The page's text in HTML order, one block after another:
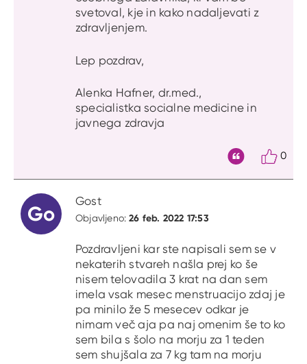
svetoval, kje in kako nadaljevati z
zdravljenjem.
Lep pozdrav,
Alenka Hafner, dr.med.,
specialistka socialne medicine in
javnega zdravja
0
Go
Gost
Objavljeno:26 feb. 2022 17:53
Pozdravljeni kar ste napisali sem se v
nekaterih stvareh našla prej ko še
nisem telovadila 3 krat na dan sem
imela vsak mesec menstruacijo zdaj je
pa minilo že 5 mesecev odkar je
nimam več aja pa naj omenim še to ko
sem bila s šolo na morju za 1 teden
sem shujšala za 7 kg tam na morju